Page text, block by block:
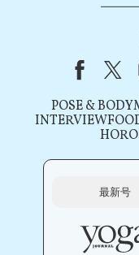
POSE & BODY
INTERVIEW
最新号